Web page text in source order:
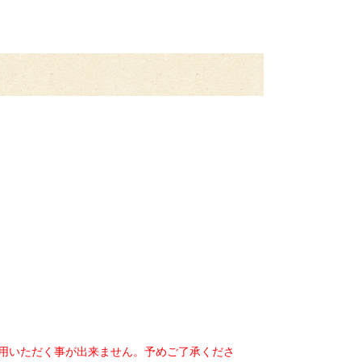
ただく事が出来ません。予めご了承くださ